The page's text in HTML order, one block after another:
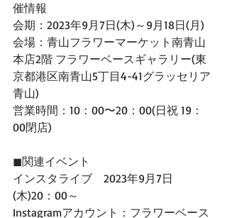
催情報
会期：2023年9月7日(木)～9月18日(月)
会場：青山フラワーマーケット南青山
本店2階 フラワーベースギャラリー(東
京都港区南青山5丁目4-41グラッセリア
青山)
営業時間：10：00〜20：00(⽇祝 19：
00閉店)
◼︎関連イベント
インスタライブ　2023年9月7日
(木)20：00～
Instagramアカウント：フラワーベース